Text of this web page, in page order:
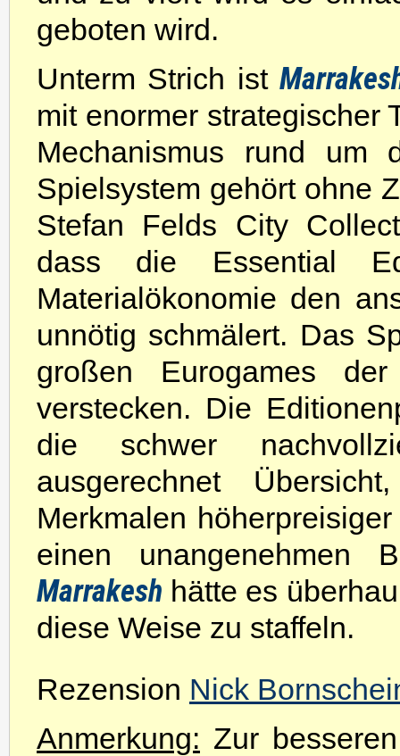
geboten wird.
Unterm Strich ist
mit enormer strategischer
Mechanismus rund um
Spielsystem gehört ohne
Stefan Felds City
dass die Essential
Materialökonomie den
unnötig schmälert. Das
großen Eurogames
verstecken. Die
die schwer
ausgerechnet
Merkmalen
einen unangenehmen
Marrakesh hätte es
diese Weise zu staffeln.
Rezension Nick
Anmerkung: Zur